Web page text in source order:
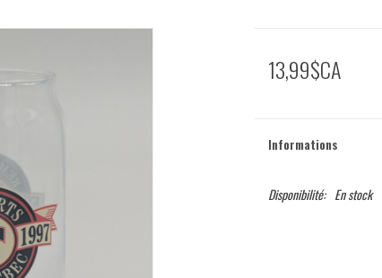
13,99$CA
Informations
Disponibilité: En stock